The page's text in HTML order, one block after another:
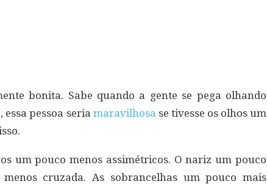
bonita. Sabe quando a gente se pega olhando
pessoa seria maravilhosa se tivesse os olhos um
um pouco menos assimétricos. O nariz um pouco
cruzada. As sobrancelhas um pouco mais